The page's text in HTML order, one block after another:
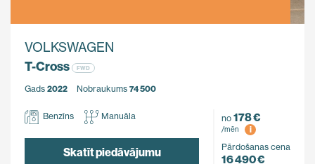
VOLKSWAGEN
T-Cross
FWD
Gads 2022 Nobraukums 74 500
Benzīns Manuāla
Skatīt piedāvājumu
no 178 €
/mēn
i
Pārdošanas cena
16 490 €